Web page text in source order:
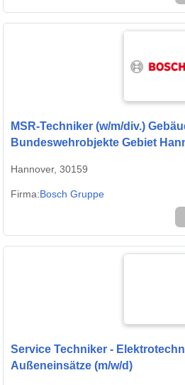
MSR-Techniker (w/m/div.)
Bundeswehrobjekte Gebiet
Hannover, 30159
Firma:Bosch Gruppe
Service Techniker -
Außeneinsätze (m/w/d)